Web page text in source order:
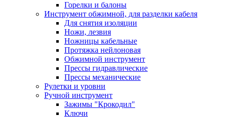
Горелки и балоны
Инструмент обжимной, для разделки кабеля
Для снятия изоляции
Ножи, лезвия
Ножницы кабельные
Протяжка нейлоновая
Обжимной инструмент
Прессы гидравлические
Прессы механические
Рулетки и уровни
Ручной инструмент
Зажимы "Крокодил"
Ключи